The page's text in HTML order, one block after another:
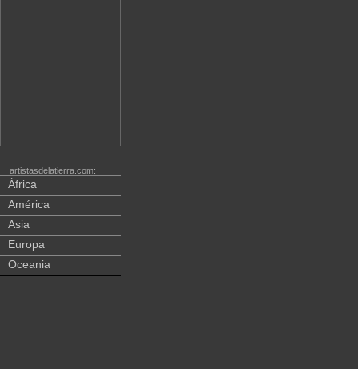
artistasdelatierra.com:
África
América
Asia
Europa
Oceania